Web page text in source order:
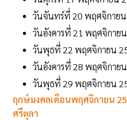
วันจันทร์ที่ 20 พฤศจิกาย
วันอังคารที่ 21 พฤศจิกาย
วันพุธที่ 22 พฤศจิกายน
วันอังคารที่ 28 พฤศจิกาย
วันพุธที่ 29 พฤศจิกายน
ฤกษ์มงคลเดือนพฤศจิกายน
ศรีตุลา